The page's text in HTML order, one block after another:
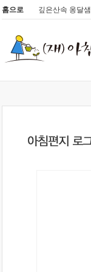
홈으로 깊은산속 옹달샘